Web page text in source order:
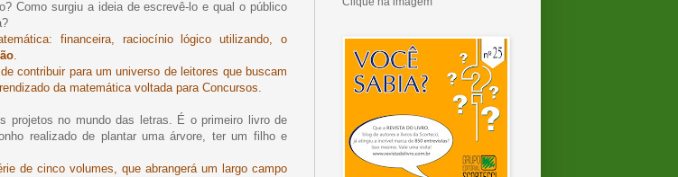
Como surgiu a ideia de escrevê-lo e qual o público
financeira, raciocínio lógico utilizando, o
.
contribuir para um universo de leitores que buscam
da matemática voltada para Concursos.
projetos no mundo das letras. É o primeiro livro de
realizado de plantar uma árvore, ter um filho e
de cinco volumes, que abrangerá um largo campo